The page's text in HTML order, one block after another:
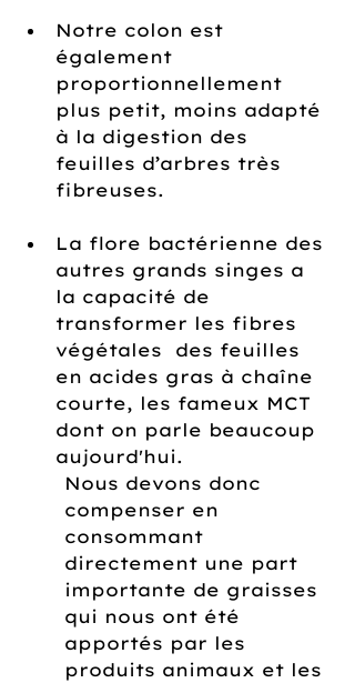
Notre colon est
également
proportionnellement
plus petit, moins adapté
à la digestion des
feuilles d’arbres très
fibreuses.
La flore bactérienne des
autres grands singes a
la capacité de
transformer les fibres
végétales  des feuilles
en acides gras à chaîne
courte, les fameux MCT
dont on parle beaucoup
aujourd'hui.
Nous devons donc
compenser en
consommant
directement une part
importante de graisses
qui nous ont été
apportés par les
produits animaux et les